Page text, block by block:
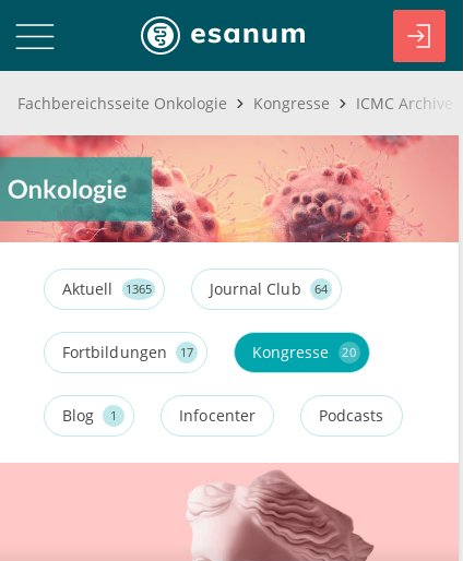
Fachbereichsseite Onkologie Kongresse ICMC Archive
Aktuell 1365 Journal Club 64
Fortbildungen 17 Kongresse 20
Blog 1 Infocenter Podcasts